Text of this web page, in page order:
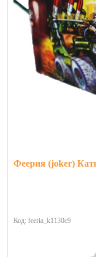
Феерия (joker)
Код: feeria_k1130c9